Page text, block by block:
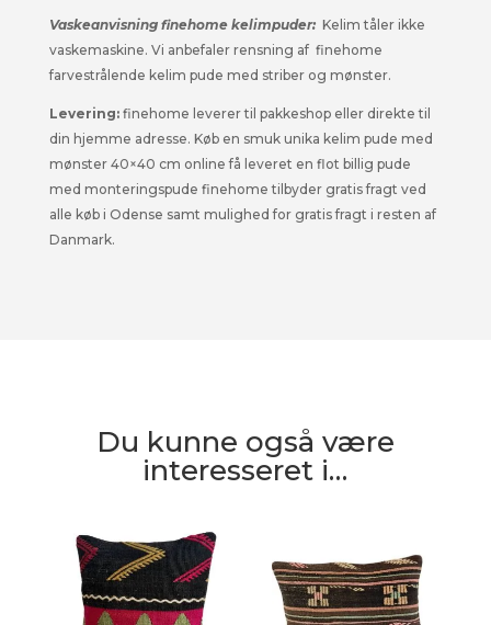
Vaskeanvisning finehome kelimpuder: Kelim tåler ikke
vaskemaskine. Vi anbefaler rensning af finehome
farvestrålende kelim pude med striber og mønster.
Levering: finehome leverer til pakkeshop eller direkte til
din hjemme adresse. Køb en smuk unika kelim pude med
mønster 40×40 cm online få leveret en flot billig pude
med monteringspude finehome tilbyder gratis fragt ved
alle køb i Odense samt mulighed for gratis fragt i resten af
Danmark.
Du kunne også være
interesseret i…